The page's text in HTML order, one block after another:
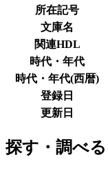
所在記号
文庫名
関連HDL
時代・年代
時代・年代(西暦)
登録日
更新日
探す・調べる